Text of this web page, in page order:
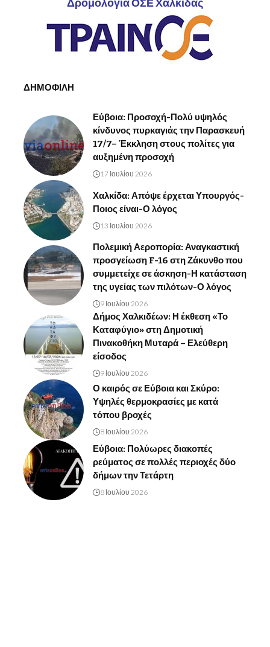
Δρομολόγια ΟΣΕ Χαλκίδας
ΔΗΜΟΦΙΛΗ
Εύβοια: Προσοχή-Πολύ υψηλός
κίνδυνος πυρκαγιάς την Παρασκευή
17/7– Έκκληση στους πολίτες για
αυξημένη προσοχή
17 Ιουλίου 2026
Χαλκίδα: Απόψε έρχεται Υπουργός-
Ποιος είναι-Ο λόγος
13 Ιουλίου 2026
Πολεμική Αεροπορία: Αναγκαστική
προσγείωση F-16 στη Ζάκυνθο που
συμμετείχε σε άσκηση-Η κατάσταση
της υγείας των πιλότων-Ο λόγος
9 Ιουλίου 2026
Δήμος Χαλκιδέων: Η έκθεση «Το
Καταφύγιο» στη Δημοτική
Πινακοθήκη Μυταρά – Ελεύθερη
είσοδος
9 Ιουλίου 2026
Ο καιρός σε Εύβοια και Σκύρο:
Υψηλές θερμοκρασίες με κατά
τόπου βροχές
8 Ιουλίου 2026
Εύβοια: Πολύωρες διακοπές
ρεύματος σε πολλές περιοχές δύο
δήμων την Τετάρτη
8 Ιουλίου 2026